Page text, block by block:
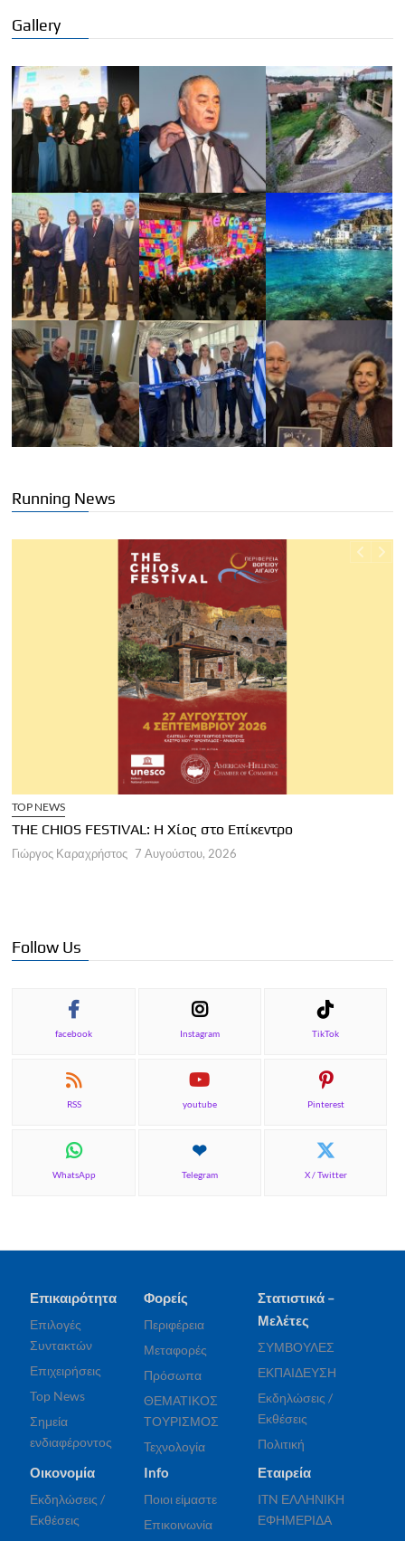
Gallery
Running News
TOP NEWS
THE CHIOS FESTIVAL: Η Χίος στο Επίκεντρο
Γιώργος Καραχρήστος 7 Αυγούστου, 2026
Follow Us
facebook Instagram TikTok
RSS youtube Pinterest
WhatsApp Telegram X / Twitter
Επικαιρότητα
Επιλογές
Συντακτών
Επιχειρήσεις
Top News
Σημεία
ενδιαφέροντος
Φορείς
Περιφέρεια
Μεταφορές
Πρόσωπα
ΘΕΜΑΤΙΚΟΣ
ΤΟΥΡΙΣΜΟΣ
Τεχνολογία
Στατιστικά –
Μελέτες
ΣΥΜΒΟΥΛΕΣ
ΕΚΠΑΙΔΕΥΣΗ
Εκδηλώσεις /
Εκθέσεις
Πολιτική
Οικονομία
Εκδηλώσεις /
Εκθέσεις
Info
Ποιοι είμαστε
Επικοινωνία
Εταιρεία
ITN ΕΛΛΗΝΙΚΗ
ΕΦΗΜΕΡΙΔΑ